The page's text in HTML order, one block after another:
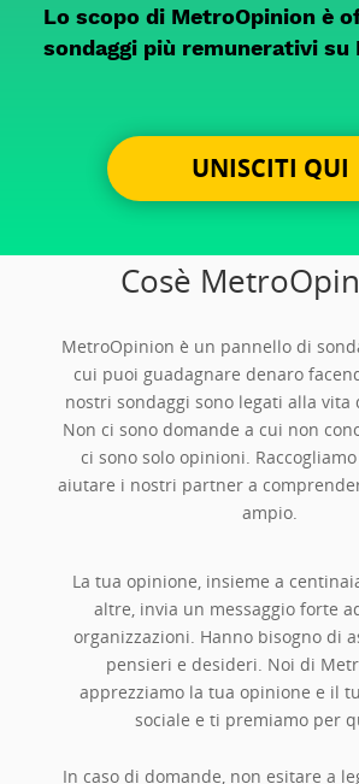
Lo scopo di MetroOpinion è
sondaggi più remunerativi su
UNISCITI QUI
Cosè
MetroOpinion è un pannello di
cui puoi guadagnare denaro
nostri sondaggi sono legati alla
Non ci sono domande a cui non
ci sono solo opinioni.
aiutare i nostri partner a
ampio.
La tua opinione, insieme a
altre, invia un messaggio forte
organizzazioni. Hanno bisogno di
pensieri e desideri. Noi di
apprezziamo la tua opinione e il
sociale e ti premiamo per
In caso di domande, non esitare a